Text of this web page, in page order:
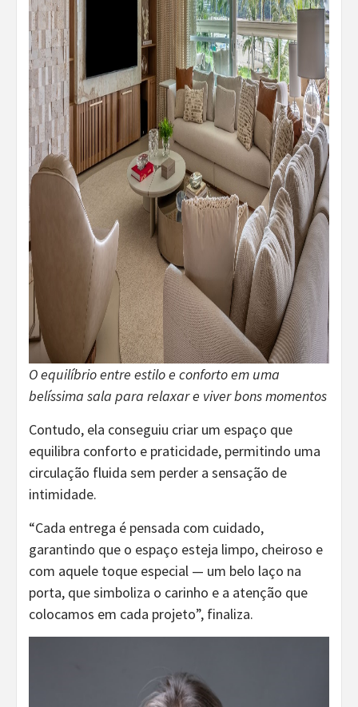
O equilíbrio entre estilo e conforto em uma
belíssima sala para relaxar e viver bons momentos
Contudo, ela conseguiu criar um espaço que
equilibra conforto e praticidade, permitindo uma
circulação fluida sem perder a sensação de
intimidade.
“Cada entrega é pensada com cuidado,
garantindo que o espaço esteja limpo, cheiroso e
com aquele toque especial — um belo laço na
porta, que simboliza o carinho e a atenção que
colocamos em cada projeto”, finaliza.